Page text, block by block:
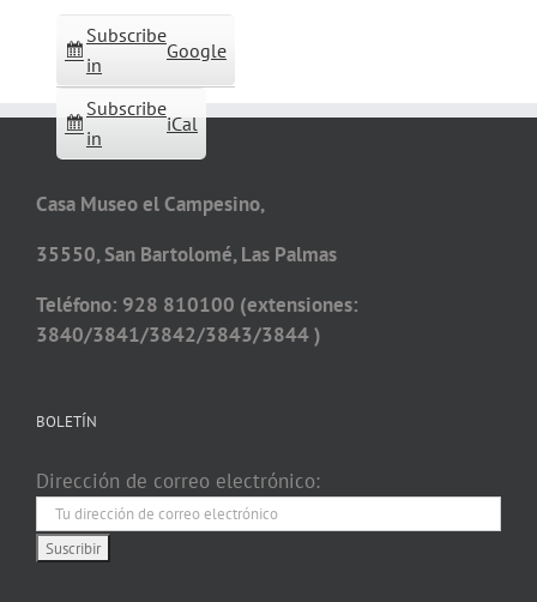
Subscribe
in
Google
Subscribe
in
iCal
Casa Museo el Campesino,
35550, San Bartolomé, Las Palmas
Teléfono: 928 810100 (extensiones:
3840/3841/3842/3843/3844 )
BOLETÍN
Dirección de correo electrónico: